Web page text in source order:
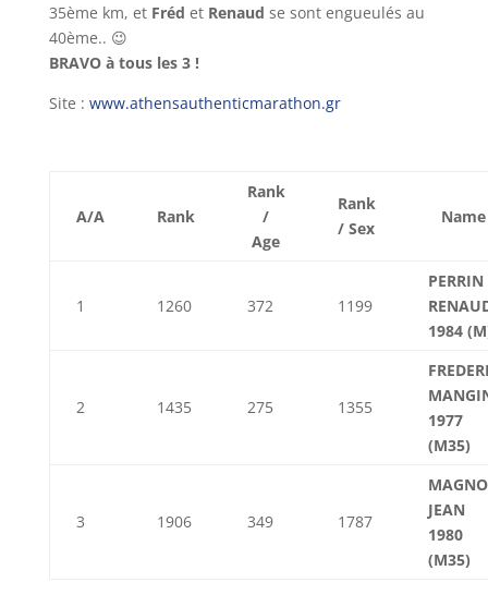
35ème km, et Fréd et Renaud se sont engueulés au
40ème.. 😉
BRAVO à tous les 3 !
Site : www.athensauthenticmarathon.gr
A/A Rank
Rank
/
Age
Rank
/ Sex
Name
1 1260 372 1199
PERRIN
1984
2 1435 275 1355
1977
(M35)
3 1906 349 1787
JEAN
1980
(M35)